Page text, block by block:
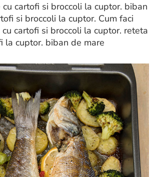
cartofi si broccoli la cuptor. biban
si broccoli la cuptor. Cum faci
cartofi si broccoli la cuptor. reteta
la cuptor. biban de mare